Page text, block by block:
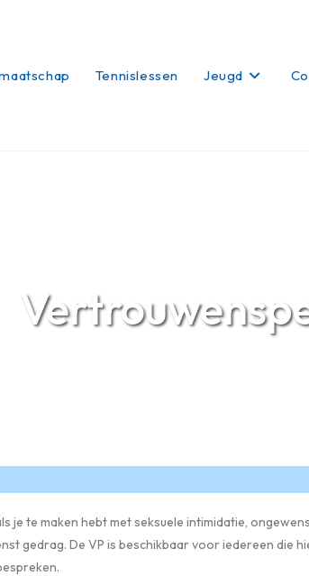
Tennislessen Jeugd
je te maken hebt met seksuele intimidatie,
gedrag. De VP is beschikbaar voor iedereen die